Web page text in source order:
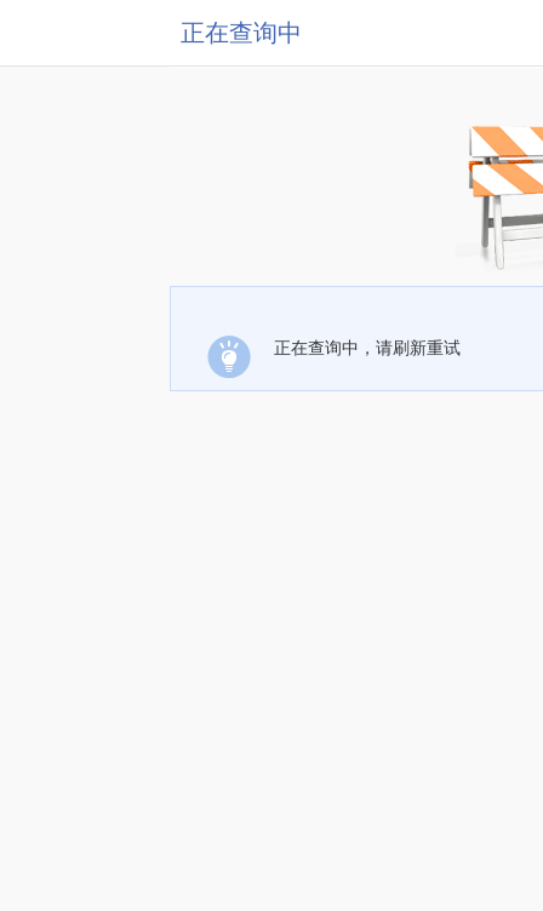
正在查询中
正在查询中，请刷新重试